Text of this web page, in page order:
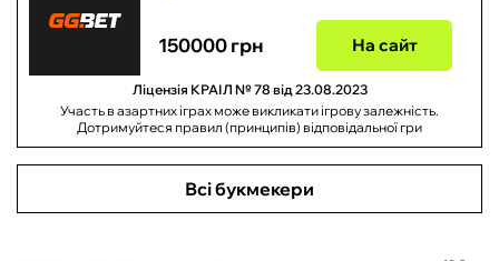
150000 грн На сайт
Ліцензія КРАІЛ № 78 від 23.08.2023
Участь в азартних іграх може викликати ігрову залежність.
Дотримуйтеся правил (принципів) відповідальної гри
Всі букмекери